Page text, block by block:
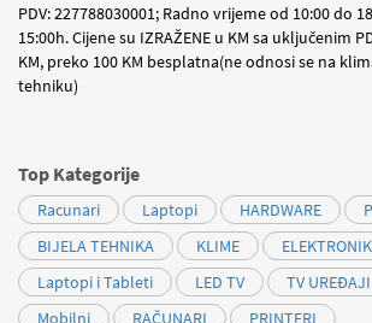
PDV: 227788030001; Radno vrijeme od 10:00 do
15:00h. Cijene su IZRAŽENE u KM sa uključenim
KM, preko 100 KM besplatna(ne odnosi se na
tehniku)
Top Kategorije
Racunari Laptopi HARDWARE
BIJELA TEHNIKA
KLIME
Laptopi i Tableti
LED TV TV UREĐAJI
Mobilni
RAČUNARI PRINTERI